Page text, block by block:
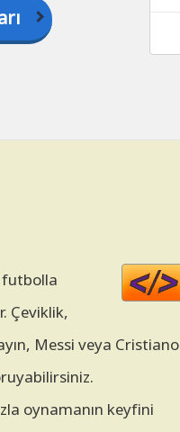
futbolla
Çeviklik,
Messi veya Cristiano
oynamanın keyfini